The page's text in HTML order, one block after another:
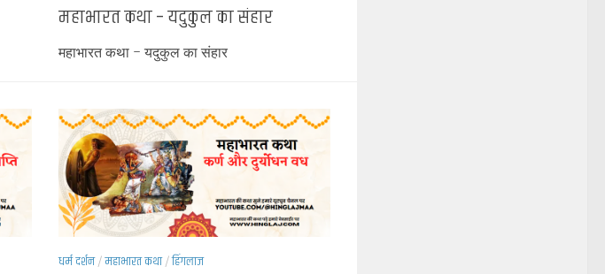
महाभारत कथा – यदुकुल का संहार
महाभारत कथा – यदुकुल का संहार
धर्म दर्शन/महाभारत कथा/हिंगलाज